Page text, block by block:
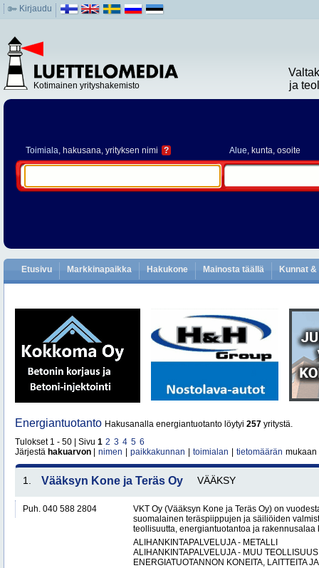
Kirjaudu
Kotimainen yrityshakemisto
ja
Toimiala, hakusana, yrityksen nimi ? Alue, kunta, osoite
Etusivu Markkinapaikka Hakukone Mainosta täällä Kunnat
Energiantuotanto Hakusanalla energiantuotanto löytyi 257 yritystä.
Tulokset 1 - 50 | Sivu 1 2 3 4 5 6
Järjestä hakuarvon nimen paikkakunnan toimialan tietomäärän mukaan
1. Vääksyn Kone ja Teräs Oy VÄÄKSY
Puh. 040 588 2804
VKT Oy (Vääksyn Kone ja Teräs Oy) on
suomalainen teräspiippujen ja säiliöiden
teollisuutta, energiantuotantoa ja rakennusalaa
ALIHANKINTAPALVELUJA - METALLI
ALIHANKINTAPALVELUJA - MUU TEOLLISUUS
ENERGIATUOTANNON KONEITA, LAITTEITA